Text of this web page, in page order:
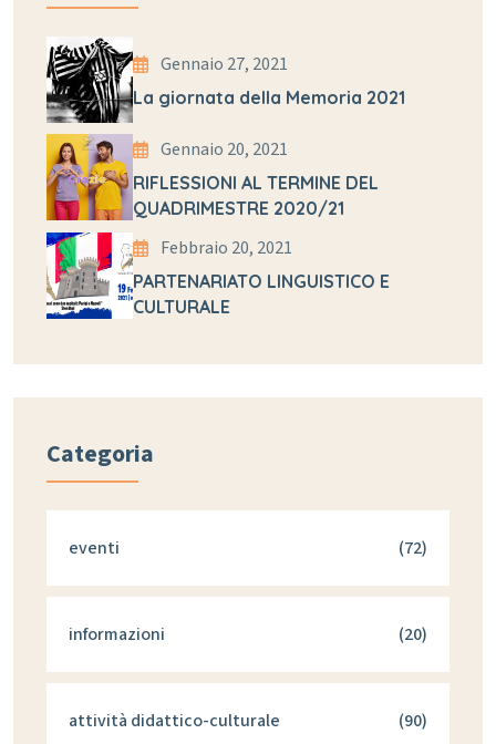
Gennaio 27, 2021
La giornata della Memoria 2021
Gennaio 20, 2021
RIFLESSIONI AL TERMINE DEL
QUADRIMESTRE 2020/21
Febbraio 20, 2021
PARTENARIATO LINGUISTICO E
CULTURALE
Categoria
eventi (72)
informazioni (20)
attività didattico-culturale (90)